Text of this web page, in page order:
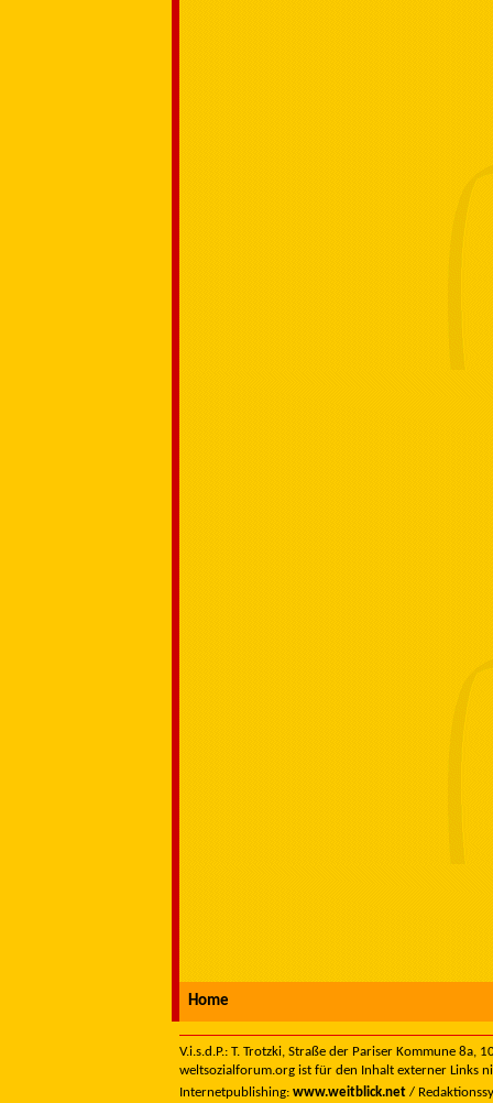
Home
V.i.s.d.P.: T. Trotzki, Straße der Pariser Kommune
weltsozialforum.org ist für den Inhalt externer Links
Internetpublishing: www.weitblick.net /